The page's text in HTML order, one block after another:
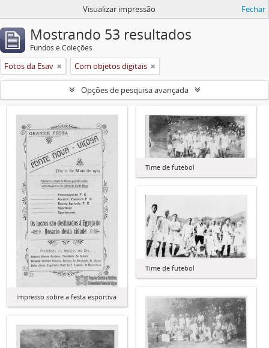
Visualizar impressão Fechar
Mostrando 53 resultados
Fundos e Coleções
Fotos da Esav Com objetos digitais
Opções de pesquisa avançada
Impresso sobre a festa esportiva
Time de futebol
Time de futebol